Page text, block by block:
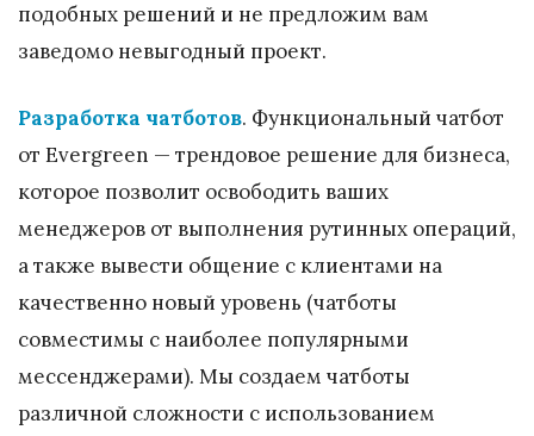
подобных решений и не предложим вам
заведомо невыгодный проект.
Разработка чатботов. Функциональный чатбот
от Evergreen — трендовое решение для бизнеса,
которое позволит освободить ваших
менеджеров от выполнения рутинных операций,
а также вывести общение с клиентами на
качественно новый уровень (чатботы
совместимы с наиболее популярными
мессенджерами). Мы создаем чатботы
различной сложности с использованием